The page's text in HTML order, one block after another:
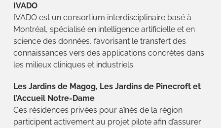
IVADO
IVADO est un consortium interdisciplinaire basé à
Montréal, spécialisé en intelligence artificielle et en
science des données, favorisant le transfert des
connaissances vers des applications concrètes dans
les milieux cliniques et industriels.
Les Jardins de Magog, Les Jardins de Pinecroft et
l’Accueil Notre-Dame
Ces résidences privées pour aînés de la région
participent activement au projet pilote afin d’assurer